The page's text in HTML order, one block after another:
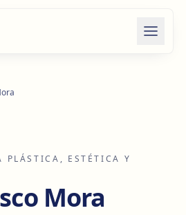
ESTÉTICA Y
Mora